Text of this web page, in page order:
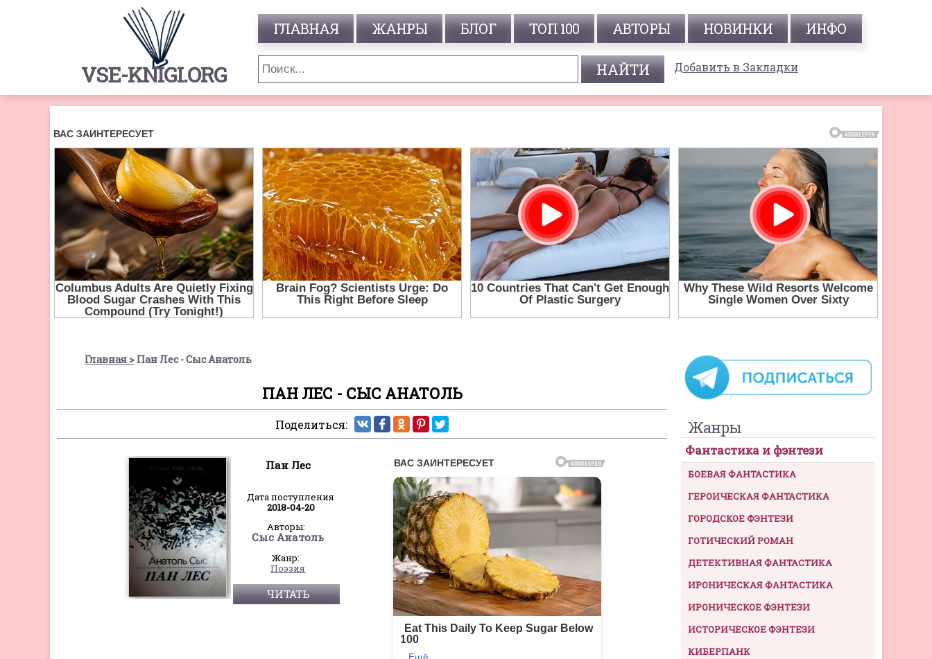
VSE-KNIGI.ORG
ГЛАВНАЯ ЖАНРЫ БЛОГ ТОП 100 АВТОРЫ НОВИНКИ ИНФО
Добавить в Закладки
Главная Пан Лес - Сыс Анатоль
ПАН ЛЕС - СЫС АНАТОЛЬ
Поделиться:
Пан Лес
Дата поступления
2018-04-20
Авторы:
Сыс Анатоль
Жанр:
Поэзия
ЧИТАТЬ
Жанры
Фантастика и фэнтези
БОЕВАЯ ФАНТАСТИКА
ГЕРОИЧЕСКАЯ ФАНТАСТИКА
ГОРОДСКОЕ ФЭНТЕЗИ
ГОТИЧЕСКИЙ РОМАН
ДЕТЕКТИВНАЯ ФАНТАСТИКА
ИРОНИЧЕСКАЯ ФАНТАСТИКА
ИРОНИЧЕСКОЕ ФЭНТЕЗИ
ИСТОРИЧЕСКОЕ ФЭНТЕЗИ
КИБЕРПАНК